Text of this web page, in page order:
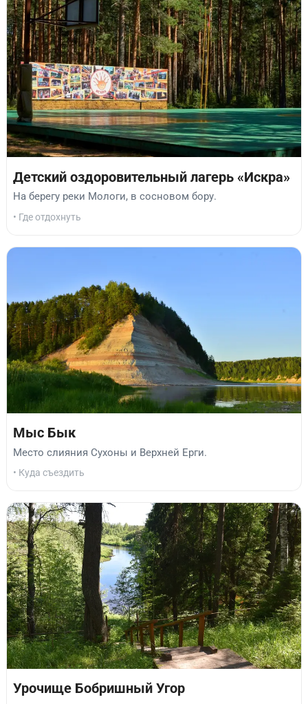
Детский оздоровительный лагерь «Искра»
На берегу реки Мологи, в сосновом бору.
• Где отдохнуть
Мыс Бык
Место слияния Сухоны и Верхней Ерги.
• Куда съездить
Урочище Бобришный Угор